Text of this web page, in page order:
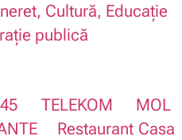
Cultură, Educație
publică
TELEKOM
MOL
Restaurant Casa